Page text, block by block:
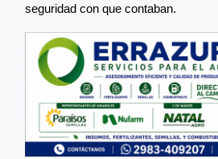
seguridad con que contaban.